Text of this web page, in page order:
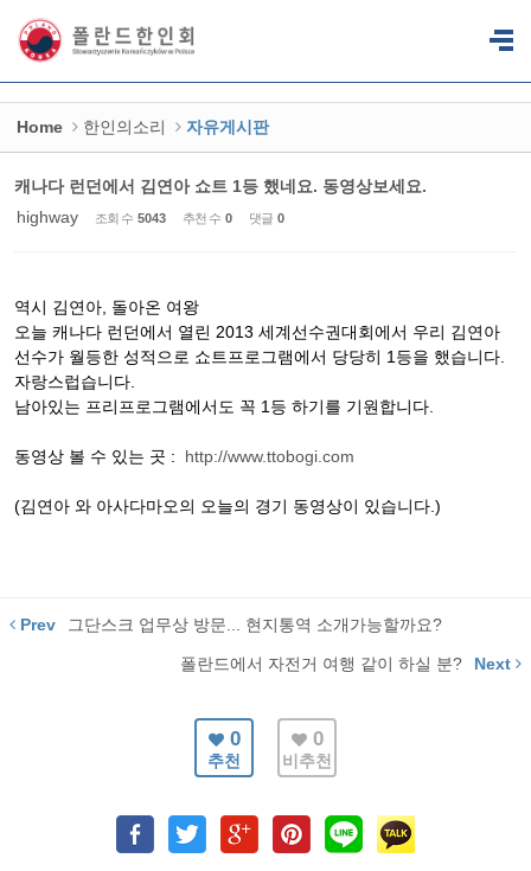
Home 한인의소리 자유게시판
캐나다 런던에서 김연아 쇼트 1등 했네요. 동영상보세요.
highway
조회 수 5043 추천 수 0 댓글 0
역시 김연아, 돌아온 여왕
오늘 캐나다 런던에서 열린 2013 세계선수권대회에서 우리 김연아
선수가 월등한 성적으로 쇼트프로그램에서 당당히 1등을 했습니다.
자랑스럽습니다.
남아있는 프리프로그램에서도 꼭 1등 하기를 기원합니다.
동영상 볼 수 있는 곳 : http://www.ttobogi.com
(김연아 와 아사다마오의 오늘의 경기 동영상이 있습니다.)
Prev 그단스크 업무상 방문... 현지통역 소개가능할까요?
폴란드에서 자전거 여행 같이 하실 분? Next
0
추천
0
비추천